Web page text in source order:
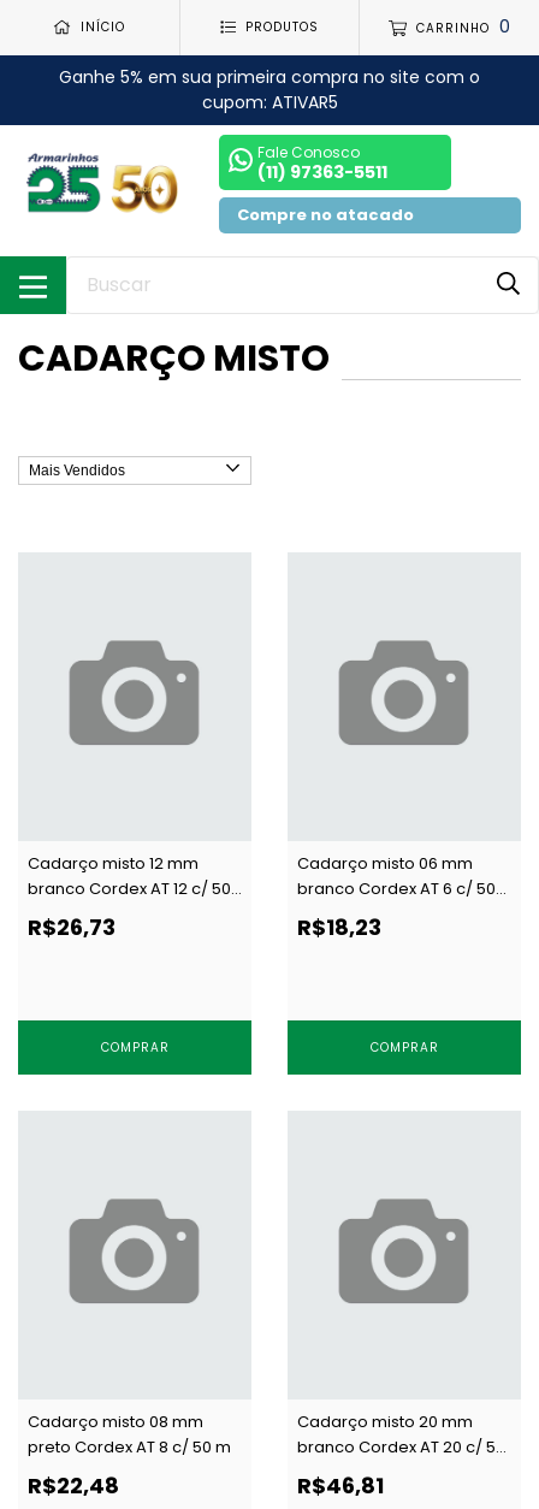
INÍCIO PRODUTOS CARRINHO 0
Ganhe 5% em sua primeira compra no site com o
cupom: ATIVAR5
Fale Conosco
(11) 97363-5511
Compre no atacado
CADARÇO MISTO
Cadarço misto 12 mm
branco Cordex AT 12 c/ 50
R$26,73
COMPRAR
Cadarço misto 06 mm
branco Cordex AT 6 c/ 50
R$18,23
COMPRAR
Cadarço misto 08 mm
preto Cordex AT 8 c/ 50 m
R$22,48
Cadarço misto 20 mm
branco Cordex AT 20 c/ 50
R$46,81